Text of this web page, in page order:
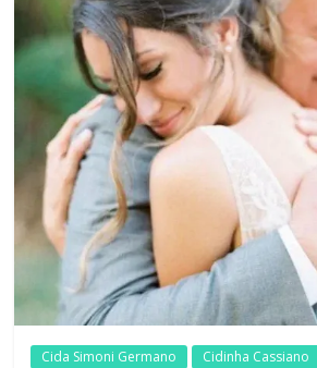
Cida Simoni Germano Cidinha Cassiano